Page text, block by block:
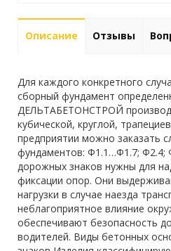
Описание Отзывы
Для каждого конкретного
сборный фундамент
ДЕЛЬТАБЕТОНСТРОЙ
кубической, круглой,
предприятии можно заказать
фундаментов: Ф1.1…Ф1.7; Ф2.4;
дорожных знаков нужны для
фиксации опор. Они
нагрузки в случае наезда
неблагоприятное влияние
обеспечивают безопасность
водителей. Виды бетонных